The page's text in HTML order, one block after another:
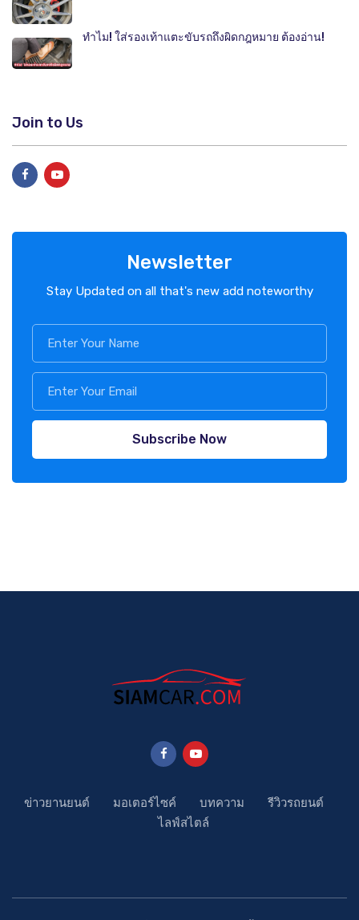
ทำไม! ใส่รองเท้าแตะขับรถถึงผิดกฎหมาย ต้องอ่าน!
Join to Us
Newsletter
Stay Updated on all that's new add noteworthy
Subscribe Now
ข่าวยานยนต์ มอเตอร์ไซค์ บทความ
รีวิวรถยนต์
ไลฟ์สไตล์